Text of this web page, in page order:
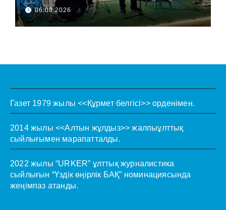
06.08.2026
Газет 1979 жылы <<Құрмет белгісі>> орденімен.
2014 жылы <<Алтын жұлдыз>> жалпыұлттық
сыйлығымен марапатталды.
2022 жылы “URKER” ұлттық журналистика
сыйлығын “Үздік өңірлік БАҚ” номинациясында
жеңімпаз атанды.